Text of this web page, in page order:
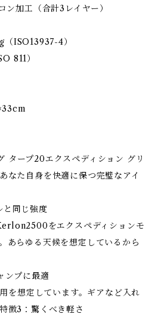
ン加工（合計3レイヤー）
ISO13937-4）
811）
ープ20エクスペディション グリ
なた自身を快適に保つ完璧なアイ
同じ強度
をエクスペディションモ
あらゆる天候を想定しているから
ンプに最適
を想定しています。ギアなど入れ
徴3：驚くべき軽さ